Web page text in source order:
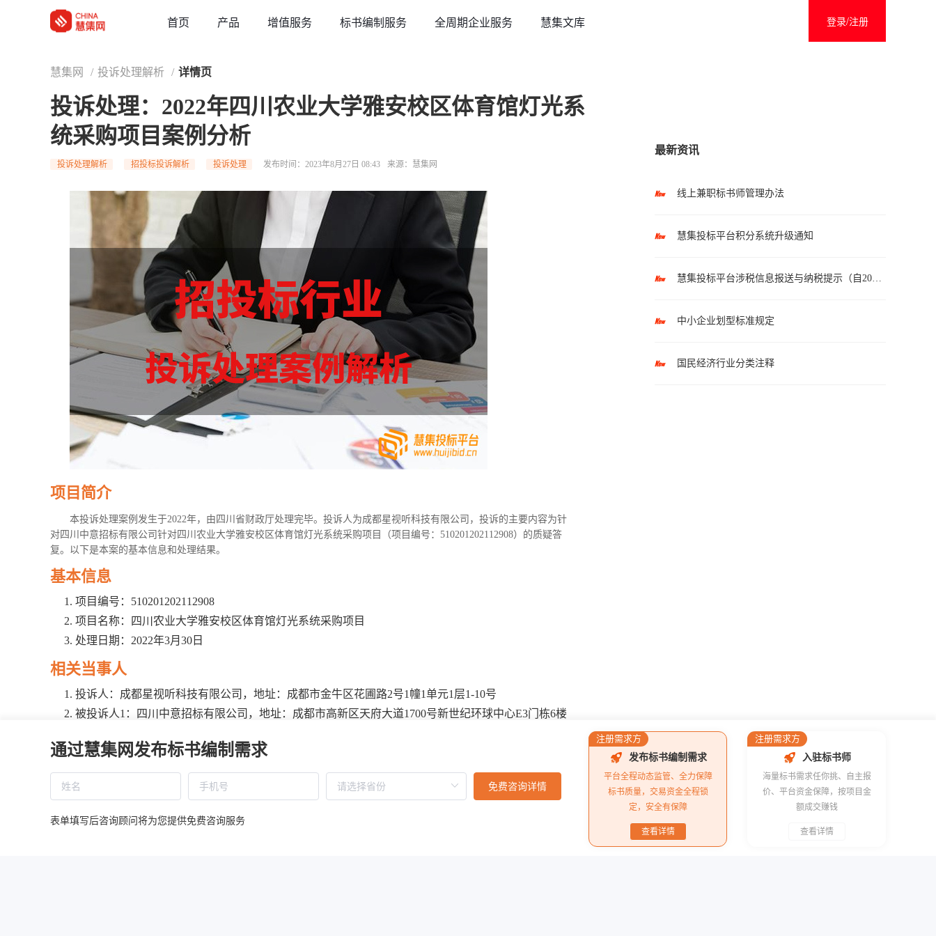
首页 产品 增值服务 标书编制服务 全周期企业服务 慧集文库 登录/注册
慧集网 / 投诉处理解析 / 详情页
投诉处理：2022年四川农业大学雅安校区体育馆灯光系
统采购项目案例分析
投诉处理解析 招投标投诉解析 投诉处理 发布时间：2023年8月27日 08:43 来源：慧集网
项目简介
本投诉处理案例发生于2022年，由四川省财政厅处理完毕。投诉人为成都星视听科技有限公司，投诉的主要内容为针
对四川中意招标有限公司针对四川农业大学雅安校区体育馆灯光系统采购项目（项目编号：510201202112908）的质疑答
复。以下是本案的基本信息和处理结果。
基本信息
项目编号：510201202112908
项目名称：四川农业大学雅安校区体育馆灯光系统采购项目
处理日期：2022年3月30日
相关当事人
投诉人：成都星视听科技有限公司，地址：成都市金牛区花圃路2号1幢1单元1层1-10号
被投诉人1：四川中意招标有限公司，地址：成都市高新区天府大道1700号新世纪环球中心E3门栋6楼
被投诉人2：四川农业大学，地址：成都市温江区惠民路211号
相关供应商1：四川中绍建筑工程有限公司，地址：四川省成都市锦江区滨江东路166号1栋2楼1号附
496号
最新资讯
线上兼职标书师管理办法
慧集投标平台积分系统升级通知
慧集投标平台涉税信息报送与纳税提示（自2025年10月1日起执行）
中小企业划型标准规定
国民经济行业分类注释
通过慧集网发布标书编制需求
免费咨询详情
表单填写后咨询顾问将为您提供免费咨询服务
注册需求方
发布标书编制需求
平台全程动态监管、全力保障
标书质量，交易资金全程锁
定，安全有保障
查看详情
注册需求方
入驻标书师
海量标书需求任你挑、自主报
价、平台资金保障，按项目金
额成交赚钱
查看详情